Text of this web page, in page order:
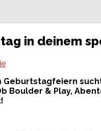
in deinem
Boulder & Play,